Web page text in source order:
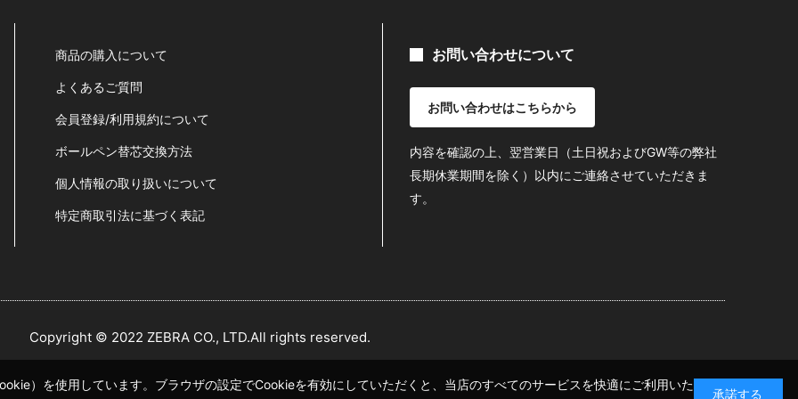
商品の購入について
よくあるご質問
会員登録/利用規約について
ボールペン替芯交換方法
個人情報の取り扱いについて
特定商取引法に基づく表記
お問い合わせについて
お問い合わせはこちらから
内容を確認の上、翌営業日（土日祝およびGW等の弊社
長期休業期間を除く）以内にご連絡させていただきま
す。
Copyright © 2022 ZEBRA CO., LTD.All rights reserved.
）を使用しています。ブラウザの設定でCookieを有効にしていただくと、当店のすべてのサービスを快適にご利用いた
承諾する